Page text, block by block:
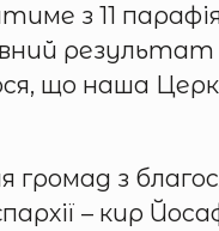
з 11
результат
що наша
громад з
– кир